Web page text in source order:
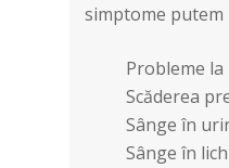
simptome putem
Probleme
Scăderea
Sânge în
Sânge în